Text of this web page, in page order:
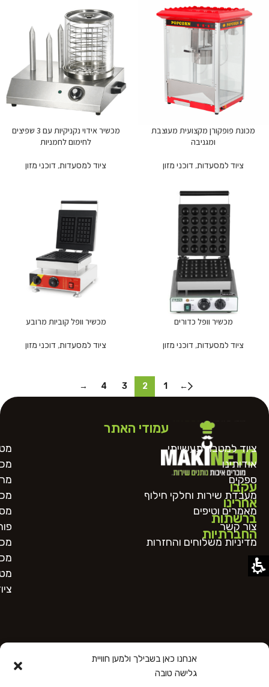
אנחנו כאן בשבילך ולמען חוויית
גלישה טובה
מכונת פופקורן מקצועית מעוצבת
ומגניבה
ציוד למסעדות, דוכני מזון
מכשיר אידוי נקניקיות עם 3 שפיצים
לחימום לחמניות
ציוד למסעדות, דוכני מזון
מכשיר וופל כדורים
ציוד למסעדות, דוכני מזון
מכשיר וופל קוביות מרובע
ציוד למסעדות, דוכני מזון
←
1
2
3
4
→
עקבו
אחרינו
ברשתות
החברתיות
עמודי האתר
ציוד למטבח תעשייתי
אודותינו
ספקים
מעבדת שירות וחלקי חילוף
מאמרים וטיפים
צור קשר
מדיניות משלוחים והחזרות